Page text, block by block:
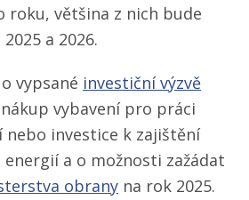
roku, většina z nich bude
a 2026.
vypsané investiční výzvě
vybavení pro práci
nebo investice k zajištění
a o možnosti zažádat
obrany na rok 2025.